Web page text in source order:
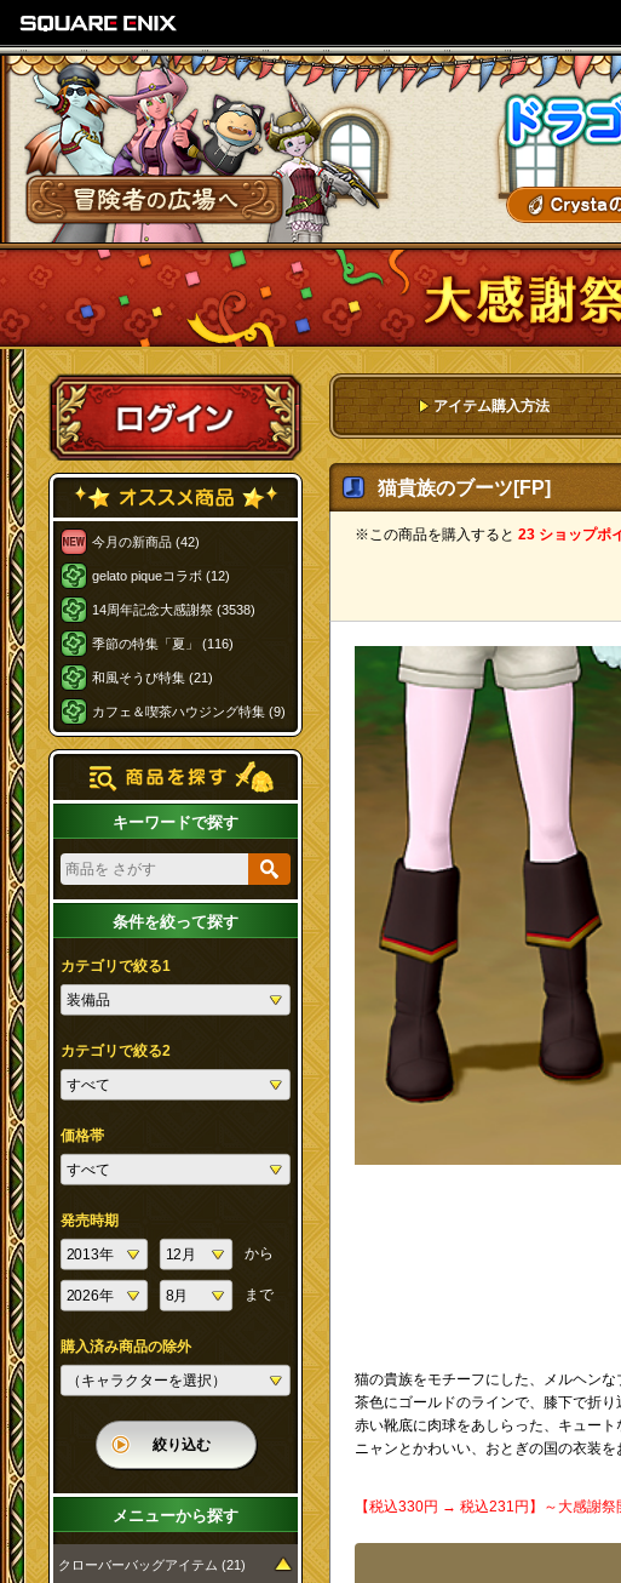
冒険者の広場へ
ログイン
今月の新商品 (42)
gelato piqueコラボ (12)
14周年記念大感謝祭 (3538)
季節の特集「夏」 (116)
和風そうび特集 (21)
カフェ＆喫茶ハウジング特集 (9)
キーワードで探す
条件を絞って探す
カテゴリで絞る1
カテゴリで絞る2
価格帯
発売時期
から
まで
購入済み商品の除外
絞り込む
メニューから探す
クローバーバッグアイテム (21)
アイテム購入方法
猫貴族のブーツ[FP]
※この商品を購入すると 23 ショップポ
猫の貴族をモチーフにした、メルヘンな
茶色にゴールドのラインで、膝下で折り
赤い靴底に肉球をあしらった、キュート
ニャンとかわいい、おとぎの国の衣装を
【税込330円 → 税込231円】～大感謝祭